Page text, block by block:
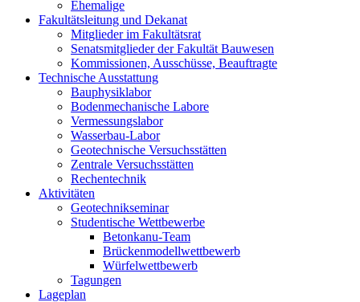
Ehemalige
Fakultätsleitung und Dekanat
Mitglieder im Fakultätsrat
Senatsmitglieder der Fakultät Bauwesen
Kommissionen, Ausschüsse, Beauftragte
Technische Ausstattung
Bauphysiklabor
Bodenmechanische Labore
Vermessungslabor
Wasserbau-Labor
Geotechnische Versuchsstätten
Zentrale Versuchsstätten
Rechentechnik
Aktivitäten
Geotechnikseminar
Studentische Wettbewerbe
Betonkanu-Team
Brückenmodellwettbewerb
Würfelwettbewerb
Tagungen
Lageplan